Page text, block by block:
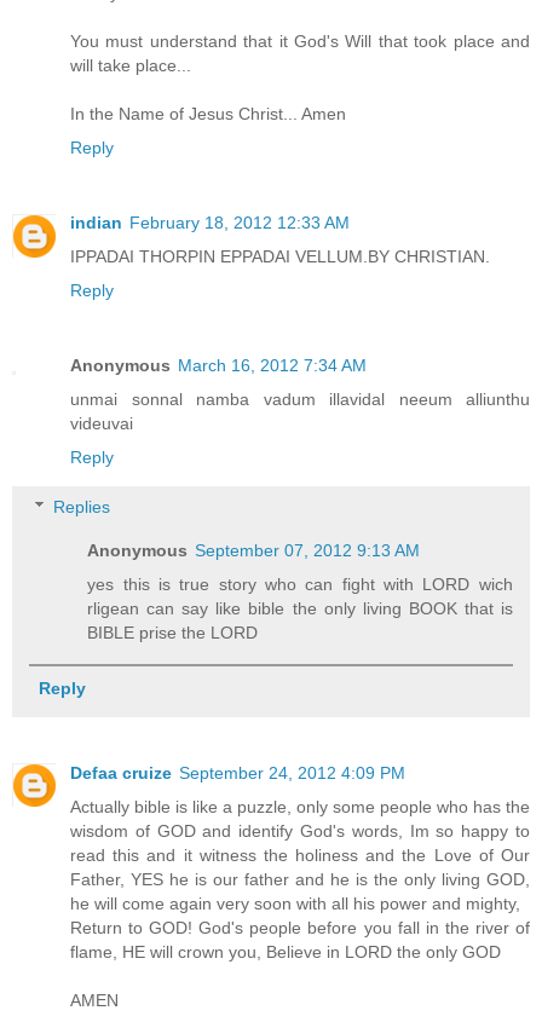
You must understand that it God's Will that took place and
will take place...
In the Name of Jesus Christ... Amen
Reply
indian February 18, 2012 12:33 AM
IPPADAI THORPIN EPPADAI VELLUM.BY CHRISTIAN.
Reply
Anonymous March 16, 2012 7:34 AM
unmai sonnal namba vadum illavidal neeum alliunthu
videuvai
Reply
Replies
Anonymous September 07, 2012 9:13 AM
yes this is true story who can fight with LORD wich
rligean can say like bible the only living BOOK that is
BIBLE prise the LORD
Reply
Defaa cruize September 24, 2012 4:09 PM
Actually bible is like a puzzle, only some people who has the
wisdom of GOD and identify God's words, Im so happy to
read this and it witness the holiness and the Love of Our
Father, YES he is our father and he is the only living GOD,
he will come again very soon with all his power and mighty,
Return to GOD! God's people before you fall in the river of
flame, HE will crown you, Believe in LORD the only GOD
AMEN